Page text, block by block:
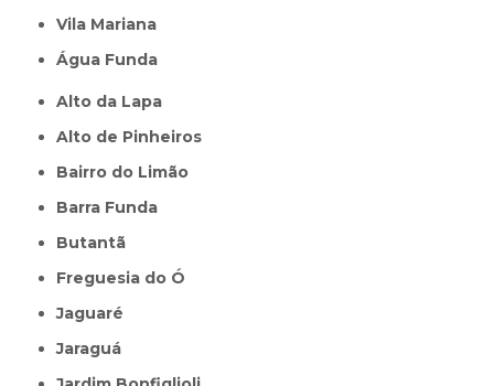
Vila Mariana
Água Funda
Alto da Lapa
Alto de Pinheiros
Bairro do Limão
Barra Funda
Butantã
Freguesia do Ó
Jaguaré
Jaraguá